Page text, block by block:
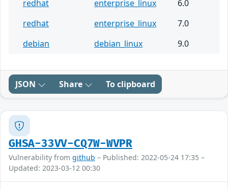
redhat
enterprise_linux
6.0
redhat
enterprise_linux
7.0
debian
debian_linux 9.0
JSON Share To clipboard
GHSA-33VV-CQ7W-WVPR
Vulnerability from github – Published: 2022-05-24 17:35 –
Updated: 2023-03-12 00:30